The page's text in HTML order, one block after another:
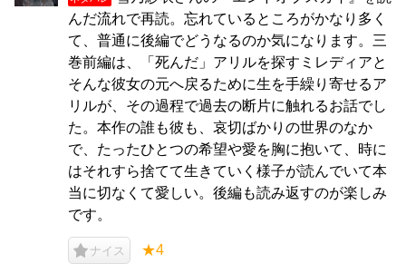
んだ流れで再読。忘れているところがかなり多く
て、普通に後編でどうなるのか気になります。三
巻前編は、「死んだ」アリルを探すミレディアと
そんな彼女の元へ戻るために生を手繰り寄せるア
リルが、その過程で過去の断片に触れるお話でし
た。本作の誰も彼も、哀切ばかりの世界のなか
で、たったひとつの希望や愛を胸に抱いて、時に
はそれすら捨てて生きていく様子が読んでいて本
当に切なくて愛しい。後編も読み返すのが楽しみ
です。
ナイス ★4